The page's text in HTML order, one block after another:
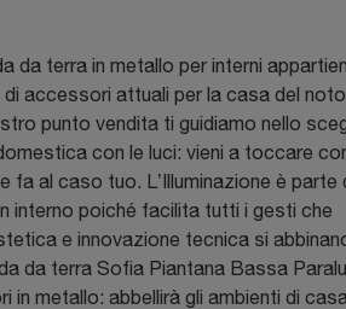
da terra in metallo per interni
accessori attuali per la casa del
punto vendita ti guidiamo nello
con le luci: vieni a toccare
fa al caso tuo. L’Illuminazione è parte
interno poiché facilita tutti i gesti che
e innovazione tecnica si
da terra Sofia Piantana Bassa
in metallo: abbellirà gli ambienti di